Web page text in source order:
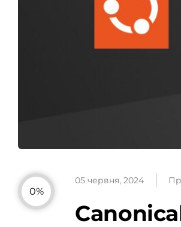
0%
05 червня, 2024